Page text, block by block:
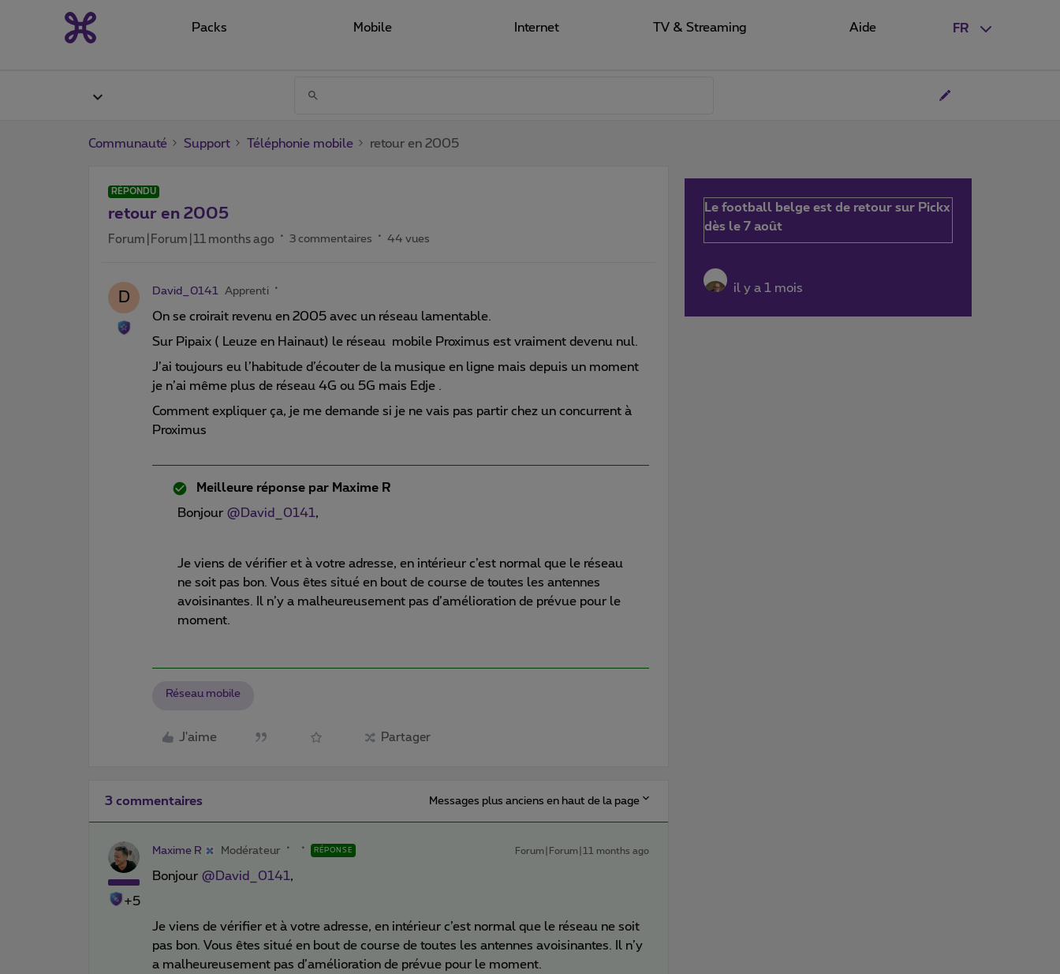
FR
Packs Mobile Internet TV & Streaming Aide
Communauté Support Téléphonie mobile retour en 2005
RÉPONDU
retour en 2005
Forum|Forum|11 months ago 3 commentaires 44 vues
D David_0141 Apprenti
On se croirait revenu en 2005 avec un réseau lamentable.
Sur Pipaix ( Leuze en Hainaut) le réseau mobile Proximus est vraiment devenu nul.
J’ai toujours eu l’habitude d’écouter de la musique en ligne mais depuis un moment
je n’ai même plus de réseau 4G ou 5G mais Edje .
Comment expliquer ça, je me demande si je ne vais pas partir chez un concurrent à
Proximus
Meilleure réponse par Maxime R
Bonjour ​ @David_0141,
Je viens de vérifier et à votre adresse, en intérieur c’est normal que le réseau
ne soit pas bon. Vous êtes situé en bout de course de toutes les antennes
avoisinantes. Il n’y a malheureusement pas d’amélioration de prévue pour le
moment.
Réseau mobile
J'aime Partager
3 commentaires Messages plus anciens en haut de la page
+5
Maxime R Modérateur RÉPONSE Forum|Forum|11 months ago
Bonjour ​ @David_0141,
Je viens de vérifier et à votre adresse, en intérieur c’est normal que le réseau ne soit
pas bon. Vous êtes situé en bout de course de toutes les antennes avoisinantes. Il n’y
a malheureusement pas d’amélioration de prévue pour le moment.
Le football belge est de retour sur Pickx
dès le 7 août
il y a 1 mois